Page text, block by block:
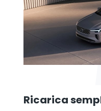
Ricarica